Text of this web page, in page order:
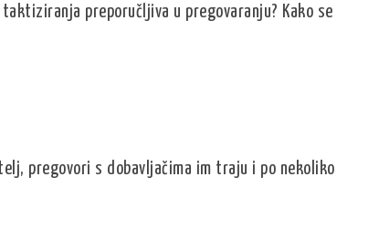
preporučljiva u pregovaranju? Kako se
pregovori s dobavljačima im traju i po nekoliko